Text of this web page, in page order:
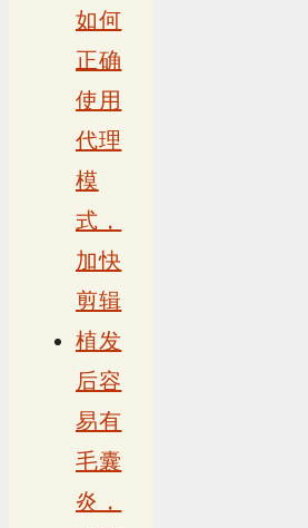
如何
正确
使用
代理
模
式，
加快
剪辑
植发
后容
易有
毛囊
炎，